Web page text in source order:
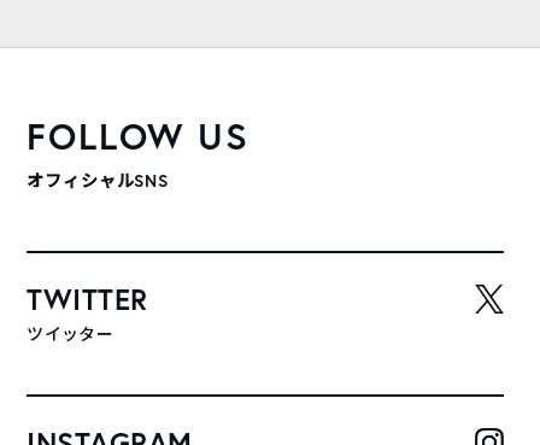
FOLLOW US
オフィシャルSNS
TWITTER
ツイッター